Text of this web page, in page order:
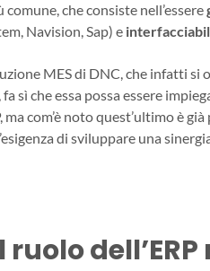
che consiste nell’essere
Navision, Sap) e
MES di DNC, che infatti si
che essa possa essere
ma com’è noto quest’ultimo è
di sviluppare una
ruolo